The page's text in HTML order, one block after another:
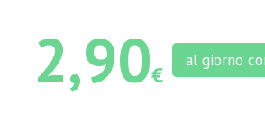
2,90€
al giorno